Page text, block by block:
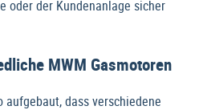
oder der Kundenanlage sicher
MWM Gasmotoren
dass verschiedene